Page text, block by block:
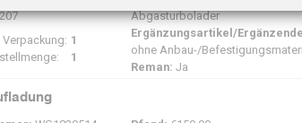
1
1
Abgasturbolader
Ergänzungsartikel/
ohne Anbau-/
Reman: Ja